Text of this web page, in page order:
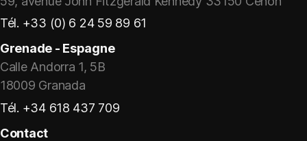
Tél. +33 (0) 6 24 59 89 61
Grenade - Espagne
Calle Andorra 1, 5B
18009 Granada
Tél. +34 618 437 709
Contact